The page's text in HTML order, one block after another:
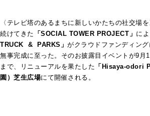
〈テレビ塔のあるまちに新しいかたちの社交場
続けてきた 「SOCIAL TOWER PROJECT」 に
TRUCK & PARKS」がクラウドファンディング
無事完成に至った。そのお披露目イベントが9月
まで、リニューアルを果たした 「Hisaya-odori
園）芝生広場にて開催される。